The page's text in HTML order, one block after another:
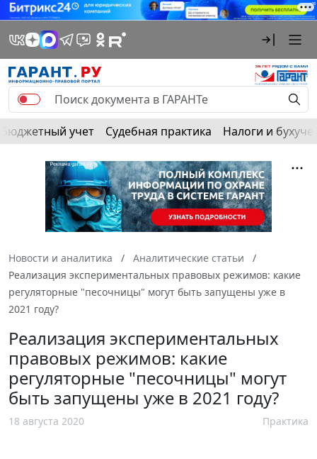
Бюджетный учет Судебная практика Налоги и
Новости и аналитика
Аналитические статьи
Реализация экспериментальных правовых режимов: какие
регуляторные "песочницы" могут быть запущены уже в
2021 году?
Реализация экспериментальных
правовых режимов: какие
регуляторные "песочницы" могут
быть запущены уже в 2021 году?
18 августа 2020 Практика